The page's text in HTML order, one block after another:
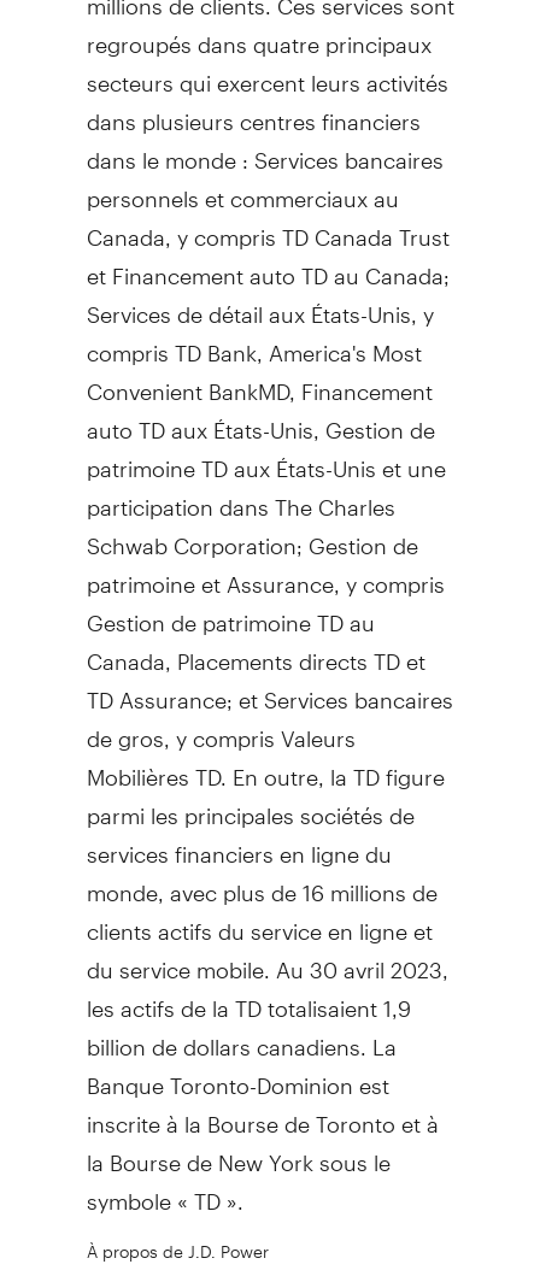
regroupés dans quatre principaux
secteurs qui exercent leurs activités
dans plusieurs centres financiers
dans le monde : Services bancaires
personnels et commerciaux au
Canada , y compris TD Canada Trust
et Financement auto TD au Canada;
Services de détail aux États-Unis, y
compris TD Bank, America's Most
Convenient BankMD, Financement
auto TD aux États-Unis, Gestion de
patrimoine TD aux États-Unis et une
participation dans The Charles
Schwab Corporation;Gestion de
patrimoine et Assurance, y compris
Gestion depatrimoine TD au
Canada , Placements directs TD et
TD Assurance; et Services bancaires
de gros, y compris Valeurs
Mobilières TD. En outre, la TD figure
parmi les principales sociétés de
services financiers en ligne du
monde, avec plus de 16 millions de
clients actifs du service en ligne et
du service mobile. Au 30 avril 2023,
les actifs de la TD totalisaient 1,9
billion de dollars canadiens. La
Banque Toronto-Dominion est
inscrite à la Bourse deTorontoet à
la Bourse deNew Yorksous le
symbole « TD ».
À propos de J.D. Power